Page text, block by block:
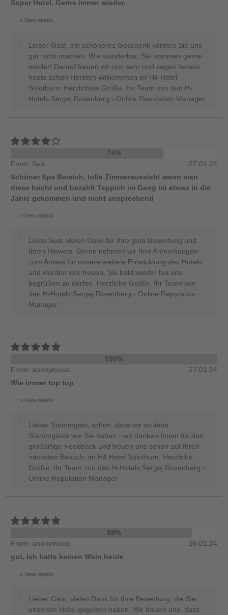
Super Hotel. Gerne immer wieder.
View details
Lieber Gast, ein schöneres Geschenk können Sie uns
gar nicht machen. Wie wunderbar, Sie kommen gerne
wieder! Darauf freuen wir uns sehr und sagen bereits
heute schon Herzlich Willkommen im H4 Hotel
Solothurn. Herzlichste Grüße, Ihr Team von den H-
Hotels Sergej Rosenberg - Online Reputation Manager
74%
From: Susi
27.01.24
Schöner Spa Bereich, tolle Zimmeraussicht wenn man
diese bucht und bezahlt Teppich im Gang ist etwas in die
Jahre gekommen und nicht ansprechend
View details
Liebe Susi, vielen Dank für Ihre gute Bewertung und
Ihren Hinweis. Gerne nehmen wir Ihre Anmerkungen
zum Anlass für unsere weitere Entwicklung des Hotels
und würden uns freuen, Sie bald wieder bei uns
begrüßen zu dürfen. Herzliche Grüße, Ihr Team von
den H-Hotels Sergej Rosenberg - Online Reputation
Manager
100%
From: anonymous
27.01.24
Wie immer top top
View details
Lieber Stammgast, schön, dass wir so liebe
Stammgäste wie Sie haben - wir danken Ihnen für das
großartige Feedback und freuen uns schon auf Ihren
nächsten Besuch, im H4 Hotel Solothurn. Herzliche
Grüße, Ihr Team von den H-Hotels Sergej Rosenberg -
Online Reputation Manager
88%
From: anonymous
26.01.24
gut, ich hatte keinen Wein heute
View details
Lieber Gast, vielen Dank für Ihre Bewertung, die Sie
unserem Hotel gegeben haben. Wir freuen uns, dass